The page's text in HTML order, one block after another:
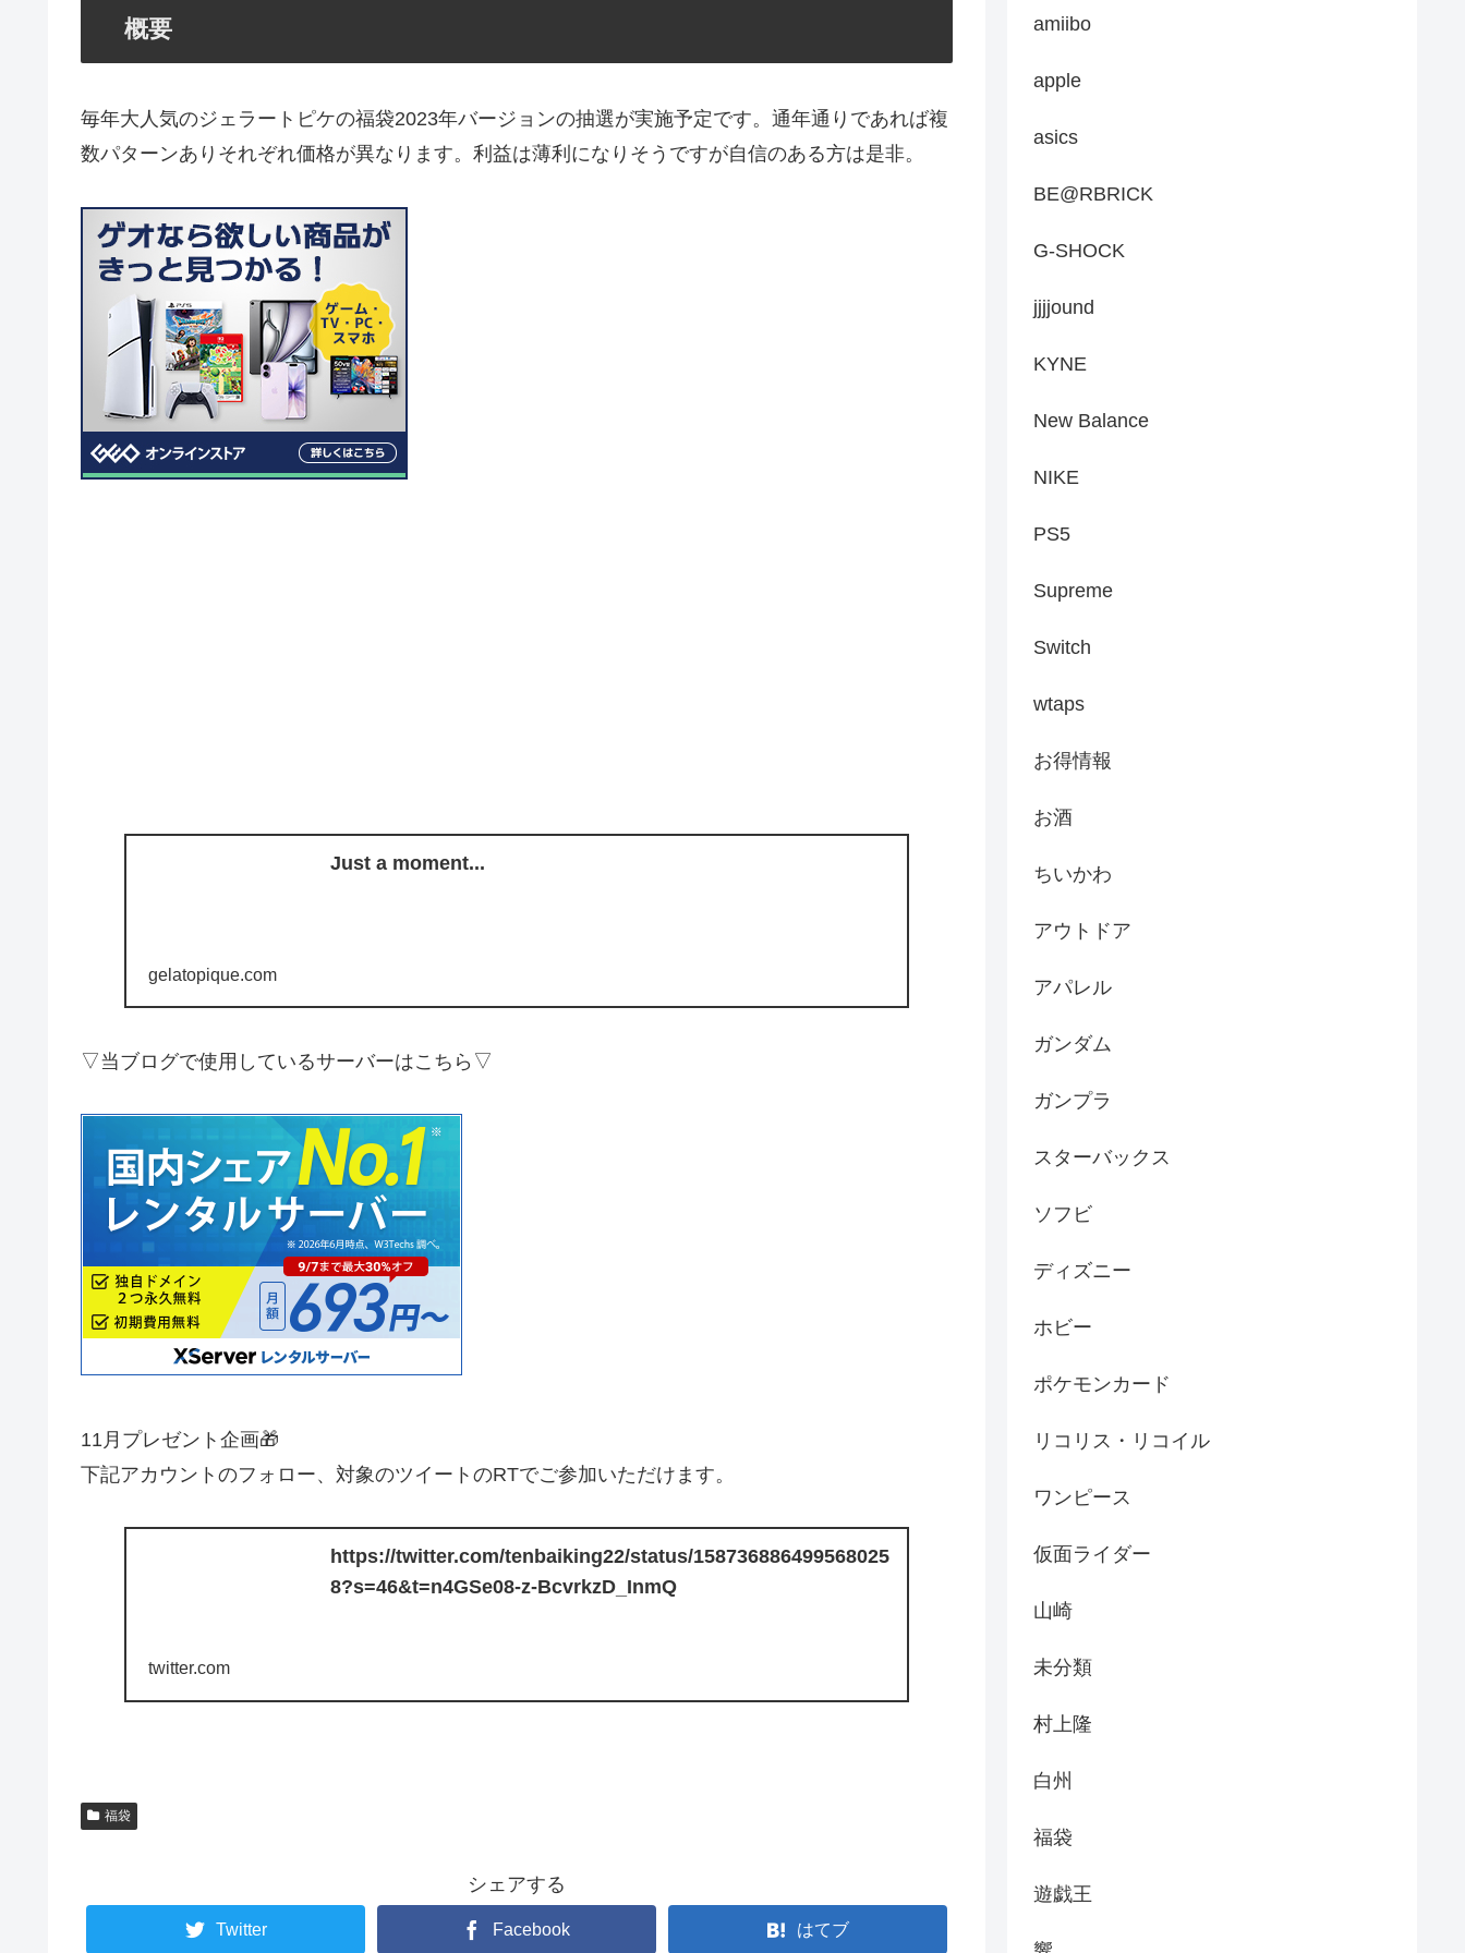
概要
毎年大人気のジェラートピケの福袋2023年バージョンの抽選が実施予定です。通年通りであれば複
数パターンありそれぞれ価格が異なります。利益は薄利になりそうですが自信のある方は是非。
Just a moment...
gelatopique.com
▽当ブログで使用しているサーバーはこちら▽
11月プレゼント企画🎁
下記アカウントのフォロー、対象のツイートのRTでご参加いただけます。
https://twitter.com/tenbaiking22/status/158736886499568025
8?s=46&t=n4GSe08-z-BcvrkzD_InmQ
twitter.com
福袋
シェアする
Twitter Facebook はてブ
amiibo
apple
asics
BE@RBRICK
G-SHOCK
jjjjound
KYNE
New Balance
NIKE
PS5
Supreme
Switch
wtaps
お得情報
お酒
ちいかわ
アウトドア
アパレル
ガンダム
ガンプラ
スターバックス
ソフビ
ディズニー
ホビー
ポケモンカード
リコリス・リコイル
ワンピース
仮面ライダー
山崎
未分類
村上隆
白州
福袋
遊戯王